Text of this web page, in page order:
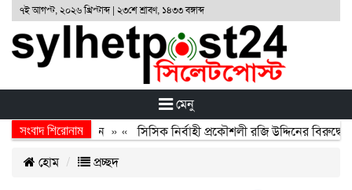
৭ই আগস্ট, ২০২৬ খ্রিস্টাব্দ | ২৩শে শ্রাবণ, ১৪৩৩ বঙ্গাব্দ
মেনু
সংবাদ শিরোনাম
বর্জন ও বিসর্জন » «সিসিক নির্বাহী প্রকৌশলী রজি উদ্দিনের বিরুদ্ধে
হোম
প্রচ্ছদ